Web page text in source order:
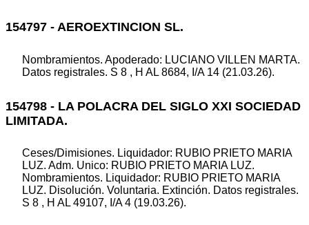
154797 - AEROEXTINCION SL.
Nombramientos. Apoderado: LUCIANO VILLEN MARTA.
Datos registrales. S 8 , H AL 8684, I/A 14 (21.03.26).
154798 - LA POLACRA DEL SIGLO XXI SOCIEDAD
LIMITADA.
Ceses/Dimisiones. Liquidador: RUBIO PRIETO MARIA
LUZ. Adm. Unico: RUBIO PRIETO MARIA LUZ.
Nombramientos. Liquidador: RUBIO PRIETO MARIA
LUZ. Disolución. Voluntaria. Extinción. Datos registrales.
S 8 , H AL 49107, I/A 4 (19.03.26).